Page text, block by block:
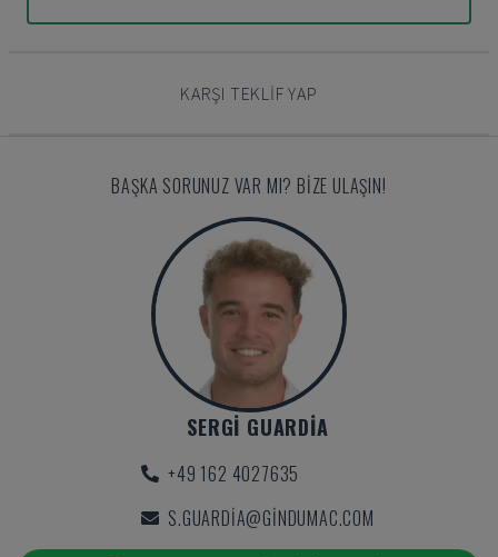
KARŞI TEKLIF YAP
BAŞKA SORUNUZ VAR MI? BIZE ULAŞIN!
SERGI GUARDIA
+49 162 4027635
S.GUARDIA@GINDUMAC.COM